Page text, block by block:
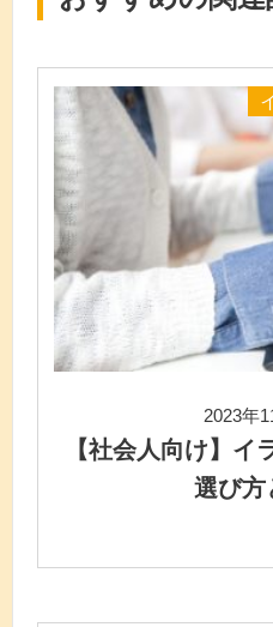
2023年
【社会人向け】イ
選び方